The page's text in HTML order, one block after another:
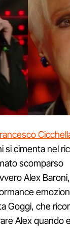
si cimenta nel
scomparso
Alex
Goggi, che
Alex quando